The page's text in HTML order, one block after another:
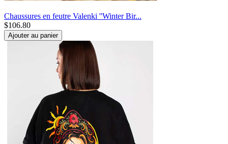
Chaussures en feutre Valenki ''Winter Bir...
$106.80
Ajouter au panier